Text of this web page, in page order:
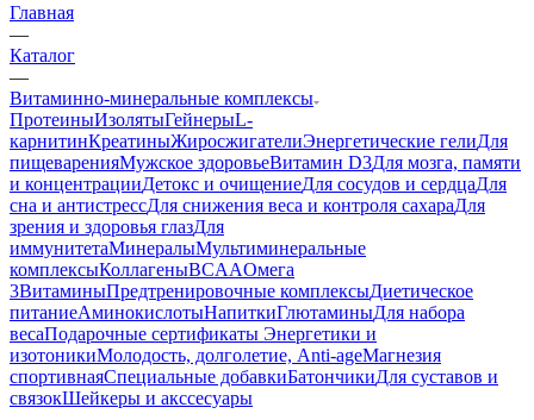
Главная
—
Каталог
—
Витаминно-минеральные комплексы
ПротеиныИзолятыГейнерыL-
карнитинКреатиныЖиросжигателиЭнергетические гелиДля
пищеваренияМужское здоровьеВитамин D3Для мозга, памяти
и концентрацииДетокс и очищениеДля сосудов и сердцаДля
сна и антистрессДля снижения веса и контроля сахараДля
зрения и здоровья глазДля
иммунитетаМинералыМультиминеральные
комплексыКоллагеныBCAAОмега
3ВитаминыПредтренировочные комплексыДиетическое
питаниеАминокислотыНапиткиГлютаминыДля набора
весаПодарочные сертификаты Энергетики и
изотоникиМолодость, долголетие, Anti-ageМагнезия
спортивнаяСпециальные добавкиБатончикиДля суставов и
связокШейкеры и акссесуары